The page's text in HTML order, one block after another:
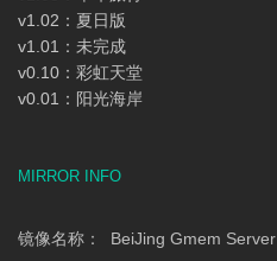
v1.02：夏日版
v1.01：未完成
v0.10：彩虹天堂
v0.01：阳光海岸
MIRROR INFO
镜像名称： BeiJing Gmem Server